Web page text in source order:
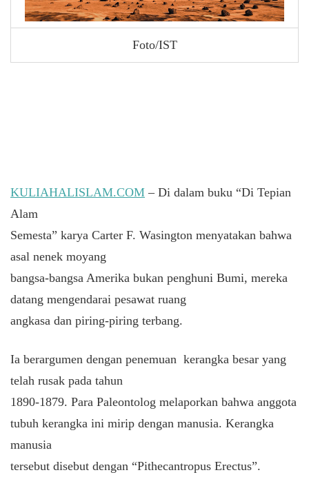
Foto/IST
KULIAHALISLAM.COM – Di dalam buku “Di Tepian
Alam
Semesta” karya Carter F. Wasington menyatakan bahwa
asal nenek moyang
bangsa-bangsa Amerika bukan penghuni Bumi, mereka
datang mengendarai pesawat ruang
angkasa dan piring-piring terbang.
Ia berargumen dengan penemuan kerangka besar yang
telah rusak pada tahun
1890-1879. Para Paleontolog melaporkan bahwa anggota
tubuh kerangka ini mirip dengan manusia. Kerangka
manusia
tersebut disebut dengan “Pithecantropus Erectus”.